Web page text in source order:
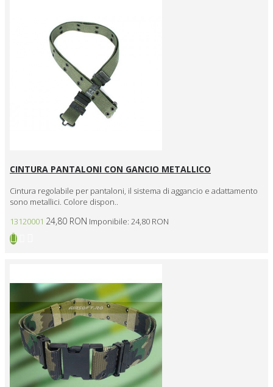
PS-NSE-CO-13
PS-NSE-PO-01
PS-NSE-PO-02
PS-NSE-PO-13-B04
PS-USM-CO-01
PS-USM-CO-02
PS-USM-CO-13
CINTURA PANTALONI CON GANCIO METALLICO
Cintura regolabile per pantaloni, il sistema di aggancio e adattamento
sono metallici. Colore dispon..
13120001 24,80 RON Imponibile: 24,80 RON